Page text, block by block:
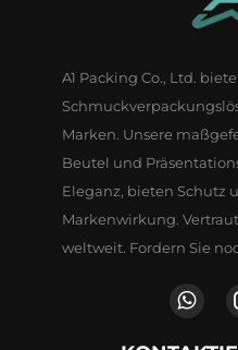
A1 Packing Co., Ltd.
Marken. Unsere
Beutel und
Eleganz, bieten Schutz
Markenwirkung.
weltweit. Fordern Sie